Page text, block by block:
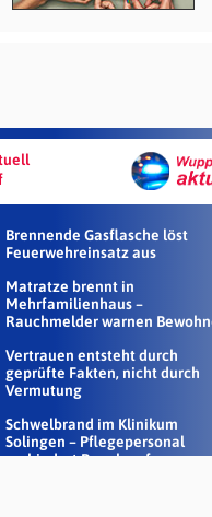
Brennende Gasflasche löst
Feuerwehreinsatz aus
Matratze brennt in
Mehrfamilienhaus –
Rauchmelder warnen
Vertrauen entsteht durch
geprüfte Fakten, nicht durch
Vermutung
Schwelbrand im Klinikum
Solingen – Pflegepersonal
verhindert Rauch auf...